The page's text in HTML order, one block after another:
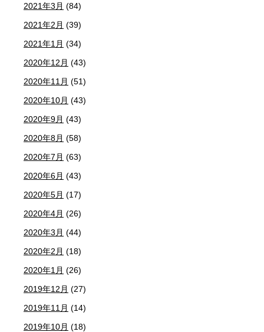
2021年3月 (84)
2021年2月 (39)
2021年1月 (34)
2020年12月 (43)
2020年11月 (51)
2020年10月 (43)
2020年9月 (43)
2020年8月 (58)
2020年7月 (63)
2020年6月 (43)
2020年5月 (17)
2020年4月 (26)
2020年3月 (44)
2020年2月 (18)
2020年1月 (26)
2019年12月 (27)
2019年11月 (14)
2019年10月 (18)